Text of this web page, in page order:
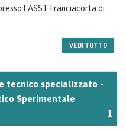
l'ASST Franciacorta di
VEDI TUTTO
tecnico specializzato -
Sperimentale
1